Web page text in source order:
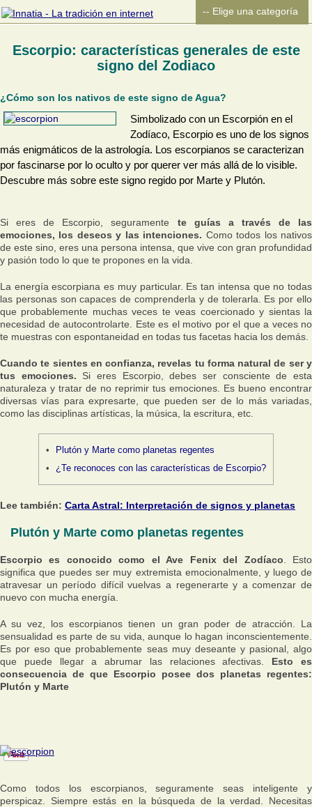
Escorpio: características generales de este
signo del Zodiaco
¿Cómo son los nativos de este signo de Agua?
Simbolizado con un Escorpión en el
Zodíaco, Escorpio es uno de los signos
más enigmáticos de la astrología. Los escorpianos se caracterizan
por fascinarse por lo oculto y por querer ver más allá de lo visible.
Descubre más sobre este signo regido por Marte y Plutón.
Si eres de Escorpio, seguramente te guías a través de las
emociones, los deseos y las intenciones. Como todos los nativos
de este sino, eres una persona intensa, que vive con gran profundidad
y pasión todo lo que te propones en la vida.
La energía escorpiana es muy particular. Es tan intensa que no todas
las personas son capaces de comprenderla y de tolerarla. Es por ello
que probablemente muchas veces te veas coercionado y sientas la
necesidad de autocontrolarte. Este es el motivo por el que a veces no
te muestras con espontaneidad en todas tus facetas hacia los demás.
Cuando te sientes en confianza, revelas tu forma natural de ser y
tus emociones. Si eres Escorpio, debes ser consciente de esta
naturaleza y tratar de no reprimir tus emociones. Es bueno encontrar
diversas vías para expresarte, que pueden ser de lo más variadas,
como las disciplinas artísticas, la música, la escritura, etc.
Plutón y Marte como planetas regentes
¿Te reconoces con las características de Escorpio?
Lee también: Carta Astral: Interpretación de signos y planetas
Plutón y Marte como planetas regentes
Escorpio es conocido como el Ave Fenix del Zodíaco . Esto
significa que puedes ser muy extremista emocionalmente, y luego de
atravesar un período difícil vuelvas a regenerarte y a comenzar de
nuevo con mucha energía.
A su vez, los escorpianos tienen un gran poder de atracción. La
sensualidad es parte de su vida, aunque lo hagan inconscientemente.
Es por eso que probablemente seas muy deseante y pasional, algo
que puede llegar a abrumar las relaciones afectivas. Esto es
consecuencia de que Escorpio posee dos planetas regentes:
Plutón y Marte
Como todos los escorpianos, seguramente seas inteligente y
perspicaz. Siempre estás en la búsqueda de la verdad. Necesitas